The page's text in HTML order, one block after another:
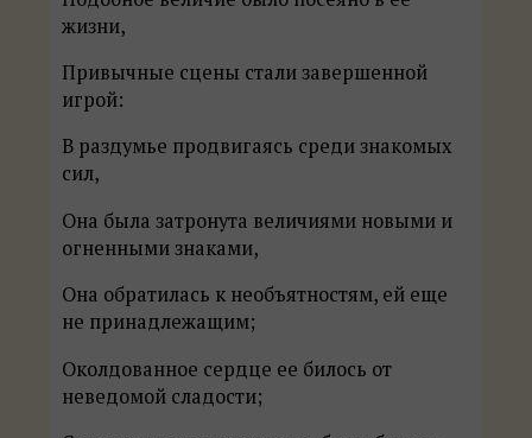
жизни,
Привычные сцены стали завершенной
игрой:
В раздумье продвигаясь среди знакомых
сил,
Она была затронута величиями новыми и
огненными знаками,
Она обратилась к необъятностям, ей еще
не принадлежащим;
Околдованное сердце ее билось от
неведомой сладости;